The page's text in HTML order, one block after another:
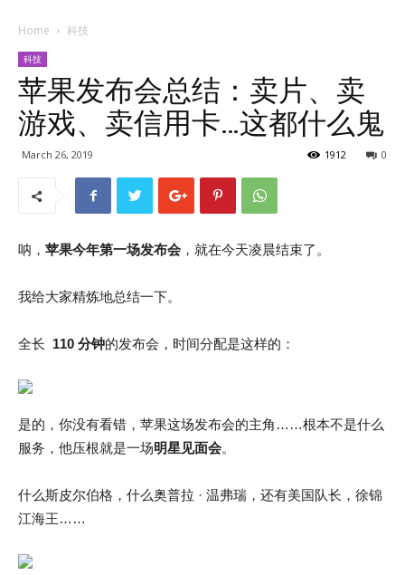
Home 科技
科技
苹果发布会总结：卖片、卖
游戏、卖信用卡…这都什么鬼
March 26, 2019 0
1912
呐， 苹果今年第一场发布会 ，就在今天凌晨结束了。
我给大家精炼地总结一下。
全长 110 分钟的发布会，时间分配是这样的：
是的，你没有看错，苹果这场发布会的主角……根本不是什么
服务，他压根就是一场明星见面会。
什么斯皮尔伯格，什么奥普拉 · 温弗瑞，还有美国队长，徐锦
江海王……